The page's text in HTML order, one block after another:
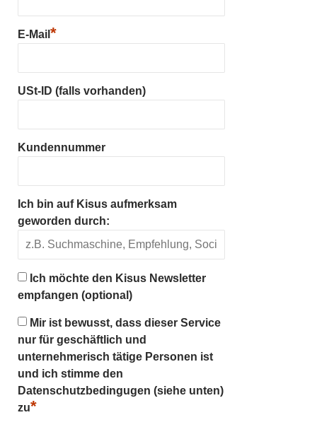
E-Mail *
USt-ID (falls vorhanden)
Kundennummer
Ich bin auf Kisus aufmerksam
geworden durch:
Ich möchte den Kisus Newsletter
empfangen (optional)
Mir ist bewusst, dass dieser Service
nur für geschäftlich und
unternehmerisch tätige Personen ist
und ich stimme den
Datenschutzbedingugen (siehe unten)
zu*